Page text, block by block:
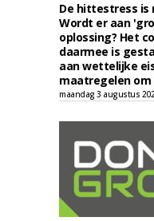
De hittestress is
Wordt er aan
oplossing? Het
daarmee is
aan wettelijke
maatregelen
maandag 3 augustus